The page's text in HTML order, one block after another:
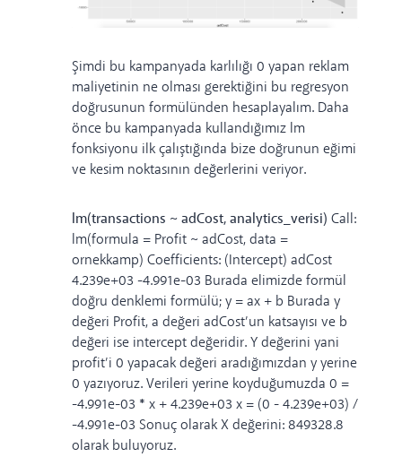
Şimdi bu kampanyada karlılığı 0 yapan reklam
maliyetinin ne olması gerektiğini bu regresyon
doğrusunun formülünden hesaplayalım. Daha
önce bu kampanyada kullandığımız lm
fonksiyonu ilk çalıştığında bize doğrunun eğimi
ve kesim noktasının değerlerini veriyor.
lm(transactions ~ adCost, analytics_verisi) Call:
lm(formula = Profit ~ adCost, data =
ornekkamp) Coefficients: (Intercept) adCost
4.239e+03 -4.991e-03 Burada elimizde formül
doğru denklemi formülü; y = ax + b Burada y
değeri Profit, a değeri adCost’un katsayısı ve b
değeri ise intercept değeridir. Y değerini yani
profit’i 0 yapacak değeri aradığımızdan y yerine
0 yazıyoruz. Verileri yerine koyduğumuzda 0 =
-4.991e-03 * x + 4.239e+03 x = (0 - 4.239e+03) /
-4.991e-03 Sonuç olarak X değerini: 849328.8
olarak buluyoruz.